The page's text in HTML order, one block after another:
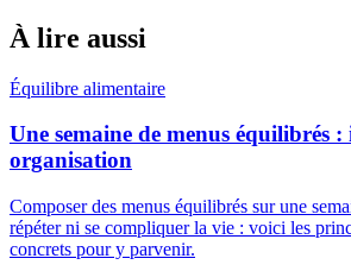
À lire aussi
Équilibre alimentaire
Une semaine de menus équilibrés :
organisation
Composer des menus équilibrés sur une
répéter ni se compliquer la vie : voici les
concrets pour y parvenir.